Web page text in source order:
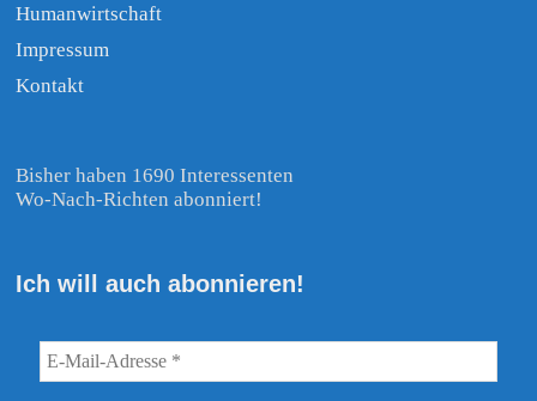
Humanwirtschaft
Impressum
Kontakt
Bisher haben 1690 Interessenten
Wo-Nach-Richten abonniert!
Ich will auch abonnieren!